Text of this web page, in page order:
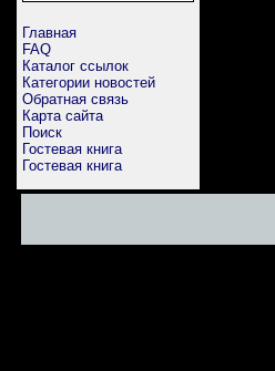
Главная
FAQ
Каталог ссылок
Категории новостей
Обратная связь
Карта сайта
Поиск
Гостевая книга
Гостевая книга